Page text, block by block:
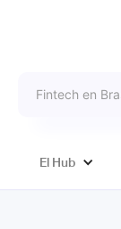
El Hub